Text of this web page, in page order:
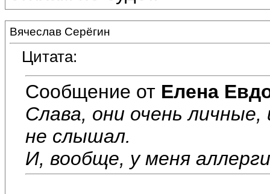
Вячеслав Серёгин
Цитата:
Сообщение от Елена
Слава, они очень личные,
не слышал.
И, вообще, у меня